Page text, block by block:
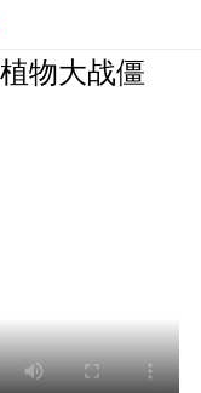
物大战僵